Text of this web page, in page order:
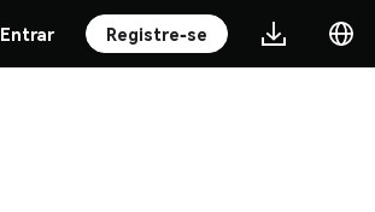
Entrar Registre-se